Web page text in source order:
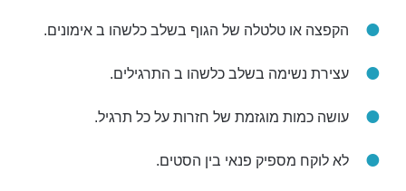
הקפצה או טלטלה של הגוף בשלב כלשהו ב אימונים.
עצירת נשימה בשלב כלשהו ב התרגילים.
עושה כמות מוגזמת של חזרות על כל תרגיל.
לא לוקח מספיק פנאי בין הסטים.